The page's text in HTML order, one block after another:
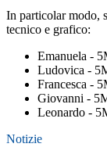
In particolar modo,
tecnico e grafico:
Emanuela -
Ludovica -
Francesca -
Giovanni -
Leonardo -
Notizie